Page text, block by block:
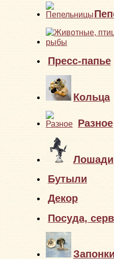
Пресс-папье
Кольца
Разное
Лошади
Посуда,